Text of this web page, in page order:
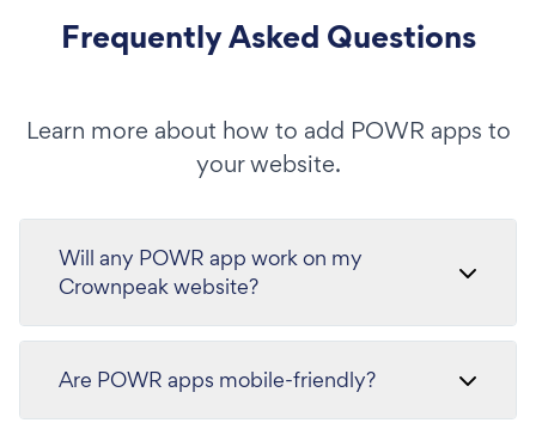
Frequently Asked Questions
Learn more about how to add POWR apps to
your website.
Will any POWR app work on my
Crownpeak website?
Are POWR apps mobile-friendly?